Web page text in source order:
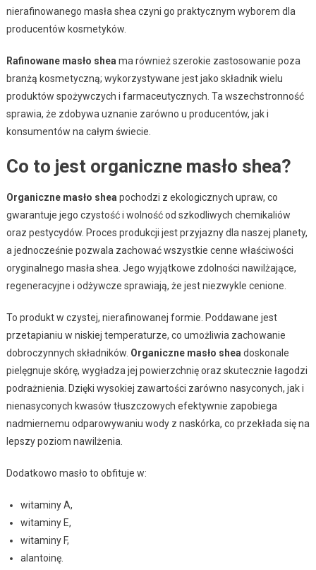
nierafinowanego masła shea czyni go praktycznym wyborem dla
producentów kosmetyków.
Rafinowane masło shea ma również szerokie zastosowanie poza
branżą kosmetyczną; wykorzystywane jest jako składnik wielu
produktów spożywczych i farmaceutycznych. Ta wszechstronność
sprawia, że zdobywa uznanie zarówno u producentów, jak i
konsumentów na całym świecie.
Co to jest organiczne masło shea?
Organiczne masło shea pochodzi z ekologicznych upraw, co
gwarantuje jego czystość i wolność od szkodliwych chemikaliów
oraz pestycydów. Proces produkcji jest przyjazny dla naszej planety,
a jednocześnie pozwala zachować wszystkie cenne właściwości
oryginalnego masła shea. Jego wyjątkowe zdolności nawilżające,
regeneracyjne i odżywcze sprawiają, że jest niezwykle cenione.
To produkt w czystej, nierafinowanej formie. Poddawane jest
przetapianiu w niskiej temperaturze, co umożliwia zachowanie
dobroczynnych składników. Organiczne masło shea doskonale
pielęgnuje skórę, wygładza jej powierzchnię oraz skutecznie łagodzi
podrażnienia. Dzięki wysokiej zawartości zarówno nasyconych, jak i
nienasyconych kwasów tłuszczowych efektywnie zapobiega
nadmiernemu odparowywaniu wody z naskórka, co przekłada się na
lepszy poziom nawilżenia.
Dodatkowo masło to obfituje w:
witaminy A,
witaminy E,
witaminy F,
alantoinę.